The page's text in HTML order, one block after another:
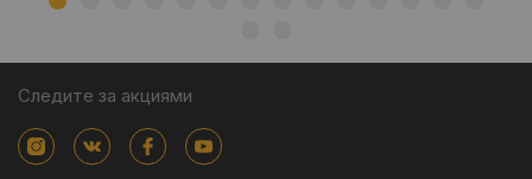
Следите за акциями